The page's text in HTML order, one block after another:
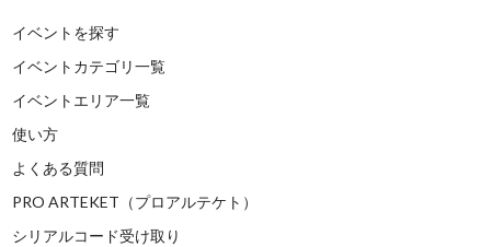
イベントを探す
イベントカテゴリ一覧
イベントエリア一覧
使い方
よくある質問
PRO ARTEKET（プロアルテケト）
シリアルコード受け取り